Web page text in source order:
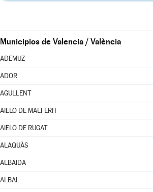
Municipios de Valencia / València
ADEMUZ
ADOR
AGULLENT
AIELO DE MALFERIT
AIELO DE RUGAT
ALAQUÀS
ALBAIDA
ALBAL